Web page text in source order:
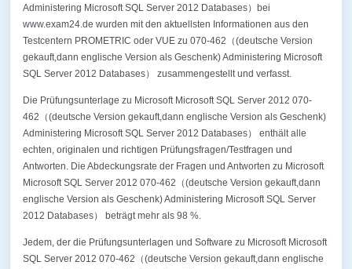
Administering Microsoft SQL Server 2012 Databases）bei
www.exam24.de wurden mit den aktuellsten Informationen aus den
Testcentern PROMETRIC oder VUE zu 070-462（(deutsche Version
gekauft,dann englische Version als Geschenk) Administering Microsoft
SQL Server 2012 Databases） zusammengestellt und verfasst.
Die Prüfungsunterlage zu Microsoft Microsoft SQL Server 2012 070-
462（(deutsche Version gekauft,dann englische Version als Geschenk)
Administering Microsoft SQL Server 2012 Databases） enthält alle
echten, originalen und richtigen Prüfungsfragen/Testfragen und
Antworten. Die Abdeckungsrate der Fragen und Antworten zu Microsoft
Microsoft SQL Server 2012 070-462（(deutsche Version gekauft,dann
englische Version als Geschenk) Administering Microsoft SQL Server
2012 Databases） beträgt mehr als 98 %.
Jedem, der die Prüfungsunterlagen und Software zu Microsoft Microsoft
SQL Server 2012 070-462（(deutsche Version gekauft,dann englische